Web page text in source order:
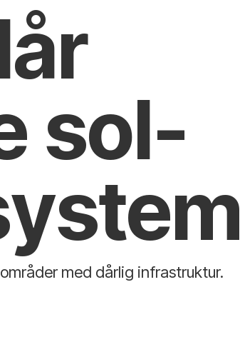
sol-
med dårlig infrastruktur.